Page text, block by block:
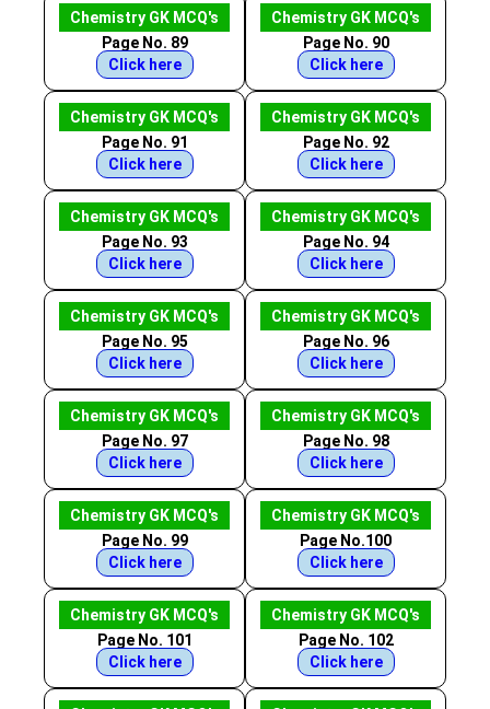
Chemistry GK MCQ's
Page No. 89
Click here
Chemistry GK MCQ's
Page No. 90
Click here
Chemistry GK MCQ's
Page No. 91
Click here
Chemistry GK MCQ's
Page No. 92
Click here
Chemistry GK MCQ's
Page No. 93
Click here
Chemistry GK MCQ's
Page No. 94
Click here
Chemistry GK MCQ's
Page No. 95
Click here
Chemistry GK MCQ's
Page No. 96
Click here
Chemistry GK MCQ's
Page No. 97
Click here
Chemistry GK MCQ's
Page No. 98
Click here
Chemistry GK MCQ's
Page No. 99
Click here
Chemistry GK MCQ's
Page No.100
Click here
Chemistry GK MCQ's
Page No. 101
Click here
Chemistry GK MCQ's
Page No. 102
Click here